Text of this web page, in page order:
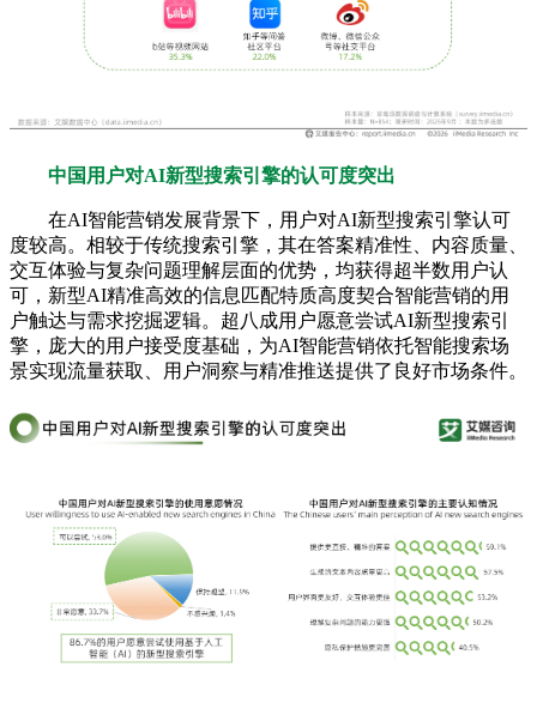
中国用户对AI新型搜索引擎的认可度突出
在AI智能营销发展背景下，用户对AI新型搜索引擎认可
度较高。相较于传统搜索引擎，其在答案精准性、内容质量、
交互体验与复杂问题理解层面的优势，均获得超半数用户认
可，新型AI精准高效的信息匹配特质高度契合智能营销的用
户触达与需求挖掘逻辑。超八成用户愿意尝试AI新型搜索引
擎，庞大的用户接受度基础，为AI智能营销依托智能搜索场
景实现流量获取、用户洞察与精准推送提供了良好市场条件。